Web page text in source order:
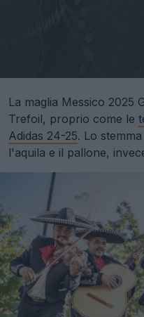
La maglia Messico 2025
Trefoil, proprio come le
Adidas 24-25. Lo
l'aquila e il pallone,